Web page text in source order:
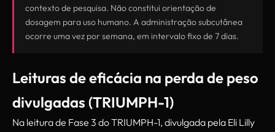
contexto de pesquisa. Não constitui orientação de
dosagem para uso humano. A administração subcutânea
ocorre uma vez por semana, em intervalo fixo de 7 dias.
Leituras de eficácia na perda de peso
divulgadas (TRIUMPH-1)
Na leitura de Fase 3 do TRIUMPH-1, divulgada pela Eli Lilly